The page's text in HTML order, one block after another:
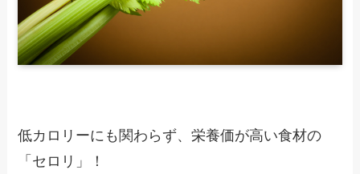
低カロリーにも関わらず、栄養価が高い食材の
「セロリ」！